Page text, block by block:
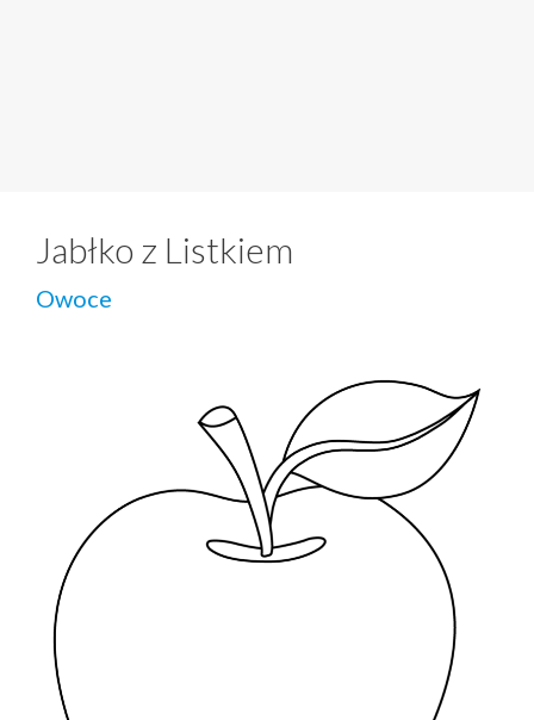
Jabłko z Listkiem
Owoce